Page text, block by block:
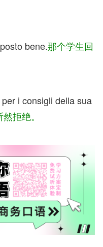
bene.那个学生回
i consigli della sua
拒绝。